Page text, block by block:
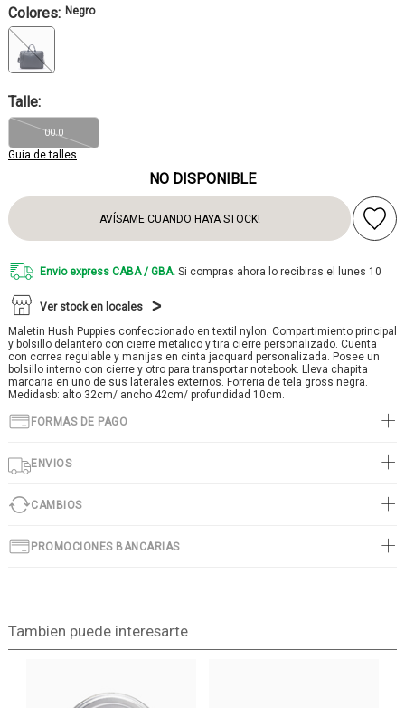
Colores: Negro
Talle:
Guia de talles
00.0
NO DISPONIBLE
AVÍSAME CUANDO HAYA STOCK!
Envio express CABA / GBA. Si compras ahora lo recibiras el lunes 10
Ver stock en locales
Maletin Hush Puppies confeccionado en textil nylon. Compartimiento principal
y bolsillo delantero con cierre metalico y tira cierre personalizado. Cuenta
con correa regulable y manijas en cinta jacquard personalizada. Posee un
bolsillo interno con cierre y otro para transportar notebook. Lleva chapita
marcaria en uno de sus laterales externos. Forreria de tela gross negra.
Medidasb: alto 32cm/ ancho 42cm/ profundidad 10cm.
FORMAS DE PAGO
ENVIOS
CAMBIOS
PROMOCIONES BANCARIAS
Tambien puede interesarte